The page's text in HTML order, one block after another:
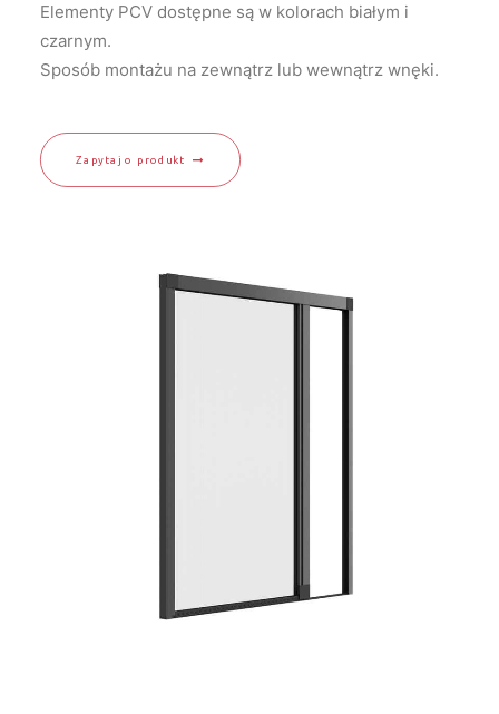
Elementy PCV dostępne są w kolorach białym i
czarnym.
Sposób montażu na zewnątrz lub wewnątrz wnęki.
Zapytaj o produkt